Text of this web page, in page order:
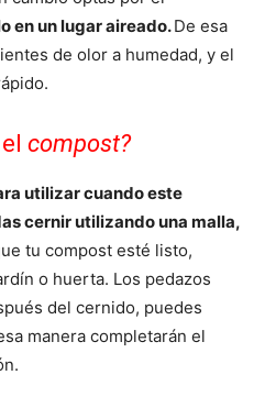
en un lugar aireado.De esa
de olor a humedad, y el
compost?
utilizar cuando este
cernir utilizando una malla,
tu compost esté listo,
o huerta. Los pedazos
del cernido, puedes
manera completarán el